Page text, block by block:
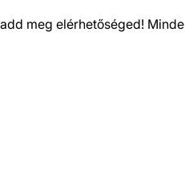
meg elérhetőséged!